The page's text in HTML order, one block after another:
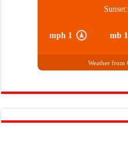
1 mph
Sunset:
Weather from